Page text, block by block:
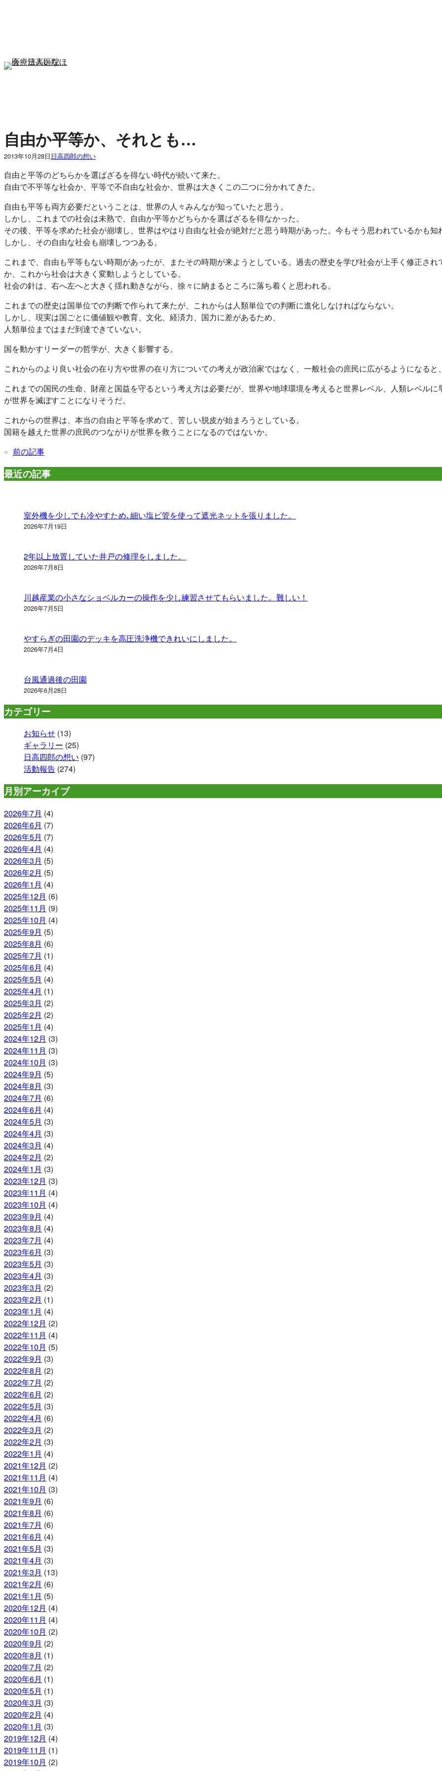
ッ
自由か平等か、それとも…
2013年10月28日 日高四郎の想い
自由と平等のどちらかを選ばざるを得ない時代が続いて来た。
自由で不平等な社会か、平等で不自由な社会か、世界は大きくこの二つに分かれてきた。
自由も平等も両方必要だということは、世界の人々みんなが知っていたと思う。
しかし、これまでの社会は未熟で、自由か平等かどちらかを選ばざるを得なかった。
その後、平等を求めた社会が崩壊し、世界はやはり自由な社会が絶対だと思う時期があった。今もそう思われているかも知
しかし、その自由な社会も崩壊しつつある。
これまで、自由も平等もない時期があったが、またその時期が来ようとしている。過去の歴史を学び社会が上手く修正さ
か、これから社会は大きく変動しようとしている。
社会の針は、右へ左へと大きく揺れ動きながら、徐々に納まるところに落ち着くと思われる。
これまでの歴史は国単位での判断で作られて来たが、これからは人類単位での判断に進化しなければならない。
しかし、現実は国ごとに価値観や教育、文化、経済力、国力に差があるため、
人類単位まではまだ到達できていない。
国を動かすリーダーの哲学が、大きく影響する。
これからのより良い社会の在り方や世界の在り方についての考えが政治家ではなく、一般社会の庶民に広がるようになると
これまでの国民の生命、財産と国益を守るという考え方は必要だが、世界や地球環境を考えると世界レベル、人類レベル
が世界を滅ぼすことになりそうだ。
これからの世界は、本当の自由と平等を求めて、苦しい脱皮が始まろうとしている。
国籍を越えた世界の庶民のつながりが世界を救うことになるのではないか。
« 前の記事
最近の記事
室外機を少しでも冷やすため､細い塩ビ管を使って遮光ネットを張りました。
2026年7月19日
2年以上放置していた井戸の修理をしました。
2026年7月8日
川越産業の小さなショベルカーの操作を少し練習させてもらいました。難しい！
2026年7月5日
やすらぎの田園のデッキを高圧洗浄機できれいにしました。
2026年7月4日
台風通過後の田園
2026年6月28日
カテゴリー
お知らせ (13)
ギャラリー (25)
日高四郎の想い (97)
活動報告 (274)
月別アーカイブ
2026年7月 (4)
2026年6月 (7)
2026年5月 (7)
2026年4月 (4)
2026年3月 (5)
2026年2月 (5)
2026年1月 (4)
2025年12月 (6)
2025年11月 (9)
2025年10月 (4)
2025年9月 (5)
2025年8月 (6)
2025年7月 (1)
2025年6月 (4)
2025年5月 (4)
2025年4月 (1)
2025年3月 (2)
2025年2月 (2)
2025年1月 (4)
2024年12月 (3)
2024年11月 (3)
2024年10月 (3)
2024年9月 (5)
2024年8月 (3)
2024年7月 (6)
2024年6月 (4)
2024年5月 (3)
2024年4月 (3)
2024年3月 (4)
2024年2月 (2)
2024年1月 (3)
2023年12月 (3)
2023年11月 (4)
2023年10月 (4)
2023年9月 (4)
2023年8月 (4)
2023年7月 (4)
2023年6月 (3)
2023年5月 (3)
2023年4月 (3)
2023年3月 (2)
2023年2月 (1)
2023年1月 (4)
2022年12月 (2)
2022年11月 (4)
2022年10月 (5)
2022年9月 (3)
2022年8月 (2)
2022年7月 (2)
2022年6月 (2)
2022年5月 (3)
2022年4月 (6)
2022年3月 (2)
2022年2月 (3)
2022年1月 (4)
2021年12月 (2)
2021年11月 (4)
2021年10月 (3)
2021年9月 (6)
2021年8月 (6)
2021年7月 (6)
2021年6月 (4)
2021年5月 (3)
2021年4月 (3)
2021年3月 (13)
2021年2月 (6)
2021年1月 (5)
2020年12月 (4)
2020年11月 (4)
2020年10月 (2)
2020年9月 (2)
2020年8月 (1)
2020年7月 (2)
2020年6月 (1)
2020年5月 (1)
2020年3月 (3)
2020年2月 (4)
2020年1月 (3)
2019年12月 (4)
2019年11月 (1)
2019年10月 (2)